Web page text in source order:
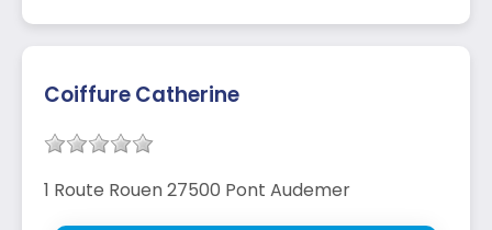
Coiffure Catherine
1 Route Rouen 27500 Pont Audemer